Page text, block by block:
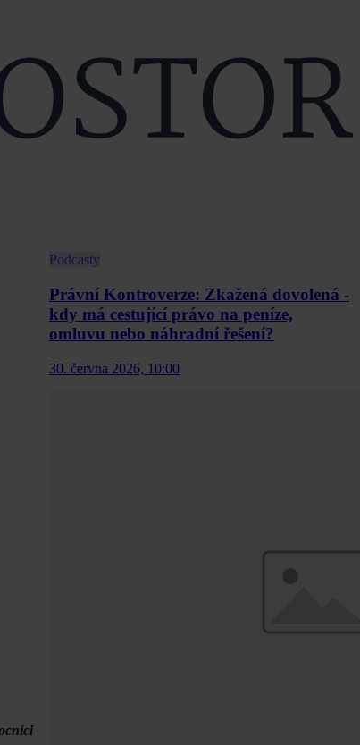
Podcasty
Právní Kontroverze: Zkažená dovolená -
kdy má cestující právo na peníze,
omluvu nebo náhradní řešení?
30. června 2026, 10:00